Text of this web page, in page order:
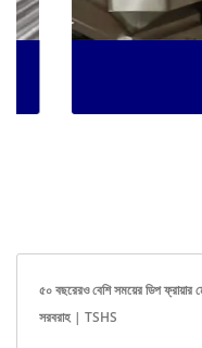
৫০ বছরেরও বেশি সময়ের ডিপ ফ্রায়ার
সরবরাহ | TSHS